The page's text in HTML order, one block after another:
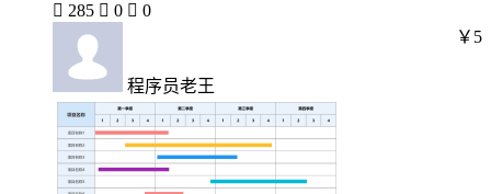
 285  0  0
程序员老王
￥5